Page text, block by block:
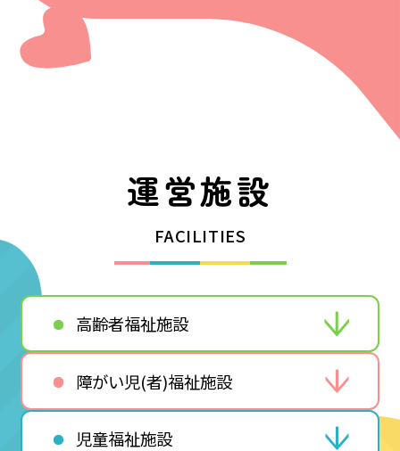
運営施設
FACILITIES
高齢者福祉施設
障がい児(者)福祉施設
児童福祉施設